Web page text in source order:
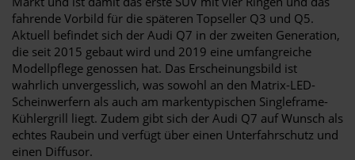
fahrende Vorbild für die späteren Topseller Q3 und Q5.
Aktuell befindet sich der Audi Q7 in der zweiten Generation,
die seit 2015 gebaut wird und 2019 eine umfangreiche
Modellpflege genossen hat. Das Erscheinungsbild ist
wahrlich unvergesslich, was sowohl an den Matrix-LED-
Scheinwerfern als auch am markentypischen Singleframe-
Kühlergrill liegt. Zudem gibt sich der Audi Q7 auf Wunsch als
echtes Raubein und verfügt über einen Unterfahrschutz und
einen Diffusor.